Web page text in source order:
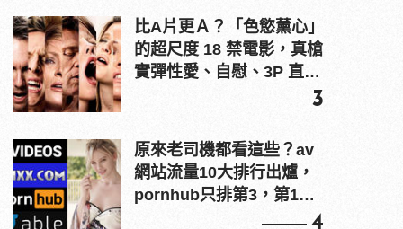
比A片更Ａ？「色慾薰心」
的超尺度 18 禁電影，真槍
實彈性愛、自慰、3P 直接
3
原來老司機都看這些？av
網站流量10大排行出爐，
pornhub只排第3，第1名
4